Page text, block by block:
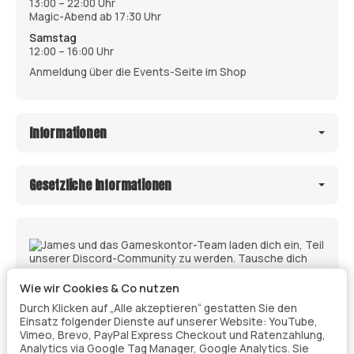
13:00 – 22:00 Uhr
Magic-Abend ab 17:30 Uhr
Samstag
12:00 – 16:00 Uhr
Anmeldung über die Events-Seite im Shop
Informationen
Gesetzliche Informationen
Wie wir Cookies & Co nutzen
Durch Klicken auf „Alle akzeptieren“ gestatten Sie den
Einsatz folgender Dienste auf unserer Website: YouTube,
Vimeo, Brevo, PayPal Express Checkout und Ratenzahlung,
Analytics via Google Tag Manager, Google Analytics. Sie